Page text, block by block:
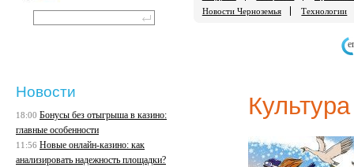
Новости Черноземья
Технологии
Культура
Новости
18:00 Бонусы без отыгрыша в казино:
главные особенности
11:56 Новые онлайн-казино: как
анализировать надежность площадки?